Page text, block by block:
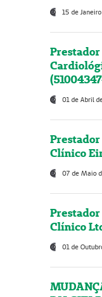
15 de
01 de Abril
Clínico
07 de Maio
Clínico
01 de